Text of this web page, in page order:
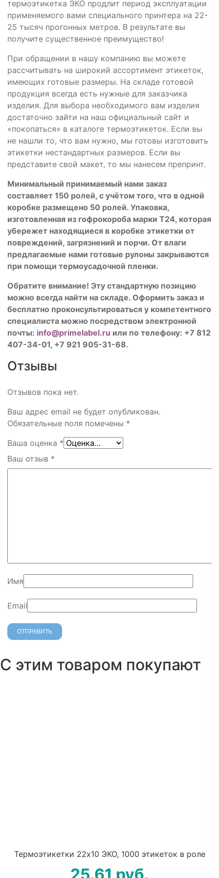
термоэтикетка ЭКО продлит период эксплуатации
применяемого вами специального принтера на 22-
25 тысяч прогонных метров. В результате вы
получите существенное преимущество!
При обращении в нашу компанию вы можете
рассчитывать на широкий ассортимент этикеток,
имеющих готовые размеры. На складе готовой
продукция всегда есть нужные для заказчика
изделия. Для выбора необходимого вам изделия
достаточно зайти на наш официальный сайт и
«покопаться» в каталоге термоэтикеток. Если вы
не нашли то, что вам нужно, мы готовы изготовить
этикетки нестандартных размеров. Если вы
представите свой макет, то мы нанесем препринт.
Минимальный принимаемый нами заказ
составляет 150 ролей, с учётом того, что в одной
коробке размещено 50 ролей. Упаковка,
изготовленная из гофрокороба марки T24, которая
убережет находящиеся в коробке этикетки от
повреждений, загрязнений и порчи. От влаги
предлагаемые нами готовые рулоны закрываются
при помощи термоусадочной пленки.
Обратите внимание! Эту стандартную позицию
можно всегда найти на складе. Оформить заказ и
бесплатно проконсультироваться у компетентного
специалиста можно посредством электронной
почты: info@primelabel.ru или по телефону: +7 812
407-34-01, +7 921 905-31-68.
Отзывы
Отзывов пока нет.
Ваш адрес email не будет опубликован.
Обязательные поля помечены *
Ваша оценка *
Ваш отзыв *
Имя
Email
С этим товаром покупают
Термоэтикетки 22х10 ЭКО, 1000 этикеток в роле